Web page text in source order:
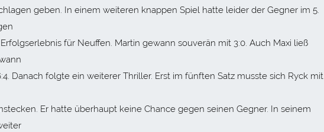
geben. In einem weiteren knappen Spiel hatte leider der Gegner im 5.
für Neuffen. Martin gewann souverän mit 3:0. Auch Maxi ließ
Danach folgte ein weiterer Thriller. Erst im fünften Satz musste sich Ryck mit
Er hatte überhaupt keine Chance gegen seinen Gegner. In seinem